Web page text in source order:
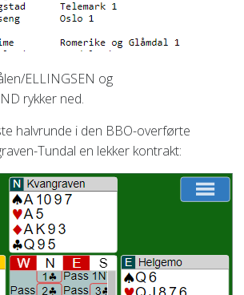
ELLINGSEN og
rykker ned.
halvrunde i den BBO-overførte
Tundal en lekker kontrakt: